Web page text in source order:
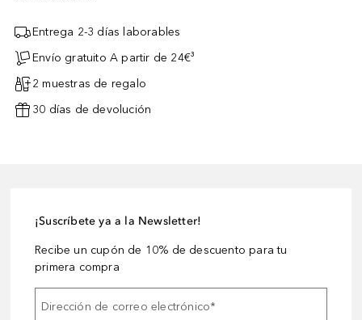
Entrega 2-3 días laborables
Envío gratuito A partir de 24€³
2 muestras de regalo
30 días de devolución
¡Suscríbete ya a la Newsletter!
Recibe un cupón de 10% de descuento para tu
primera compra
Dirección de correo electrónico*